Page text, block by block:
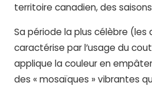
territoire canadien, des
Sa période la plus célèbre (les
caractérise par l’usage du
applique la couleur en
des « mosaïques » vibrantes